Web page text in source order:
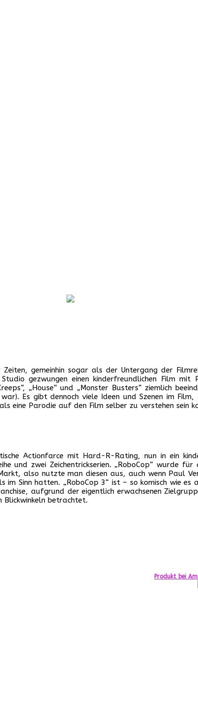
gemeinhin sogar als der Untergang der
gezwungen einen kinderfreundlichen Film
„House“ und „Monster Busters“ ziemlich
Es gibt dennoch viele Ideen und Szenen im
eine Parodie auf den Film selber zu verstehen sein
Actionfarce mit Hard-R-Rating, nun in ein
und zwei Zeichentrickserien. „RoboCop“ wurde für
also nutzte man diesen aus, auch wenn Paul
im Sinn hatten. „RoboCop 3“ ist – so komisch wie es
aufgrund der eigentlich erwachsenen
Blickwinkeln betrachtet.
Produkt bei